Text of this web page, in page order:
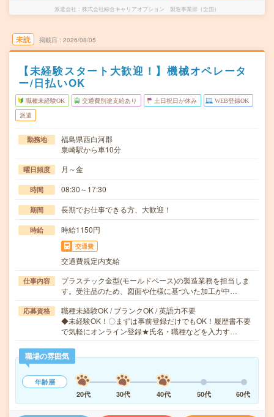
派遣会社 株式会社綜合キャリアオプション 製造事業部（全国）
未読 掲載日 2026/08/05
【未経験スタート大歓迎！】機械オペレータ
ー/日払いOK
職種未経験OK 交通費別途支給あり 土日祝日が休み WEB登録OK
派遣
勤務地
福島県西白河郡
泉崎駅から車10分
曜日頻度 月～金
時間 08:30～17:30
期間 長期でお仕事できる方、大歓迎！
時給 時給1150円
交通費
交通費規定内支給
仕事内容
プラスチック金型(モールドベース)の製造業務を担当しま
す。受注品のため、図面や仕様に基づいた加工が中…
応募資格
職種未経験OK / ブランクOK / 英語力不要
◆未経験OK！〇まずは事前登録だけでもOK！履歴書不要
で気軽にオンライン登録★氏名・職種などを入力す…
職場の雰囲気
年齢層
20代
30代 40代 50代 60代